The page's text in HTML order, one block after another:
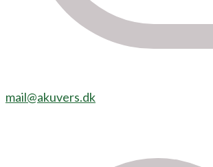
mail@akuvers.dk